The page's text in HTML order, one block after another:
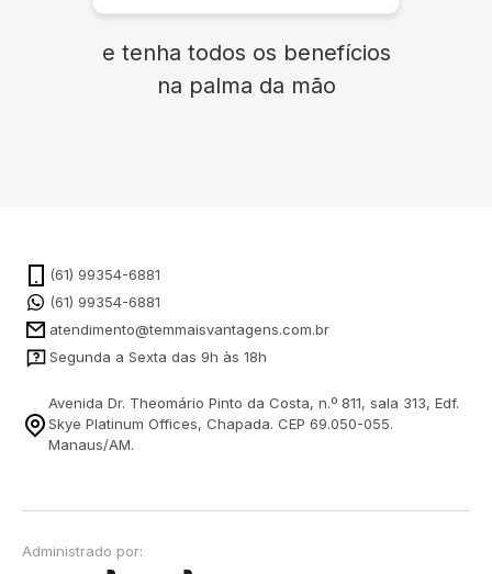
e tenha todos os benefícios
na palma da mão
(61) 99354-6881
(61) 99354-6881
atendimento@temmaisvantagens.com.br
Segunda a Sexta das 9h às 18h
Avenida Dr. Theomário Pinto da Costa, n.º 811, sala 313, Edf.
Skye Platinum Offices, Chapada. CEP 69.050-055.
Manaus/AM.
Administrado por: